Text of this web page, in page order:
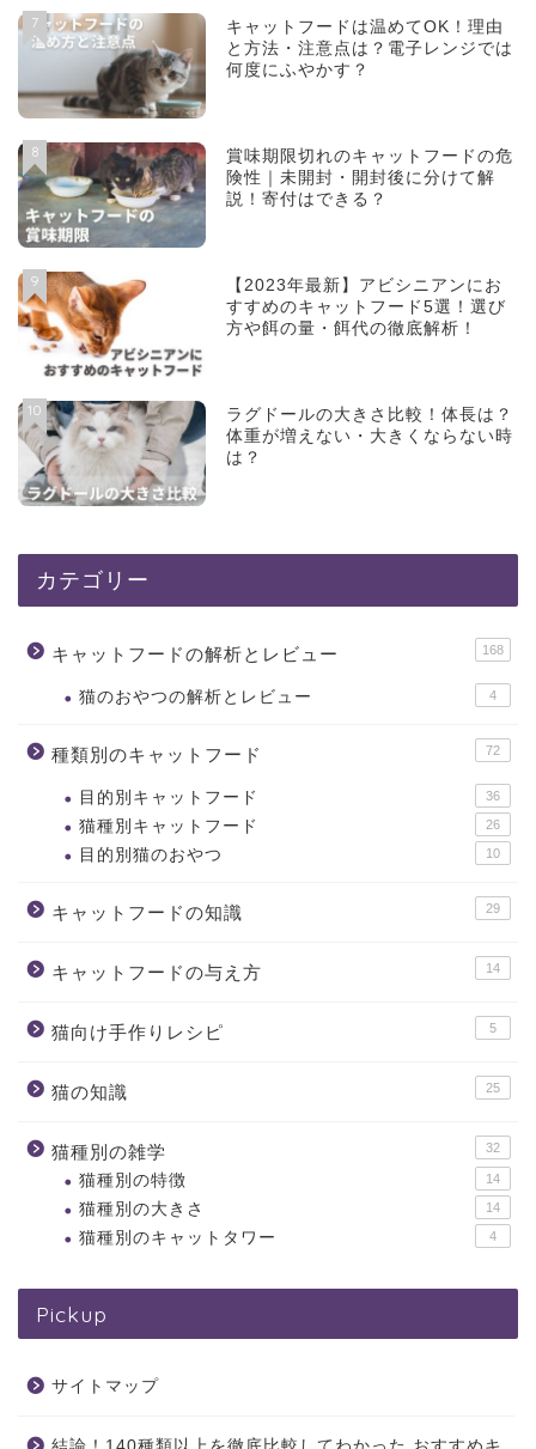
7
キャットフードは温めてOK！理由
と方法・注意点は？電子レンジでは
何度にふやかす？
8
賞味期限切れのキャットフードの危
険性｜未開封・開封後に分けて解
説！寄付はできる？
9
【2023年最新】アビシニアンにお
すすめのキャットフード5選！選び
方や餌の量・餌代の徹底解析！
10
ラグドールの大きさ比較！体長は？
体重が増えない・大きくならない時
は？
カテゴリー
キャットフードの解析とレビュー 168
猫のおやつの解析とレビュー 4
種類別のキャットフード 72
目的別キャットフード 36
猫種別キャットフード 26
目的別猫のおやつ 10
キャットフードの知識 29
キャットフードの与え方 14
猫向け手作りレシピ 5
猫の知識 25
猫種別の雑学 32
猫種別の特徴 14
猫種別の大きさ 14
猫種別のキャットタワー 4
Pickup
サイトマップ